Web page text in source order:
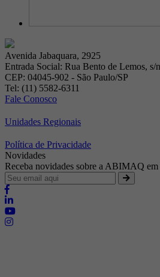
Avenida Jabaquara, 2925
Entrada Social: Rua Bento de Lemos, s/n
CEP: 04045-902 - São Paulo/SP
Tel: (11) 5582-6311
Fale Conosco
Unidades Regionais
Política de Privacidade
Novidades
Receba novidades sobre a ABIMAQ em